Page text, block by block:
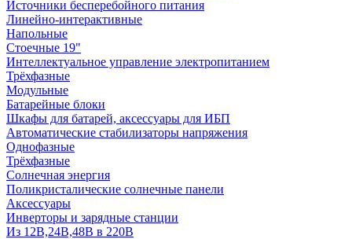
Источники бесперебойного питания
Линейно-интерактивные
Напольные
Стоечные 19"
Интеллектуальное управление электропитанием
Трёхфазные
Модульные
Батарейные блоки
Шкафы для батарей, аксессуары для ИБП
Автоматические стабилизаторы напряжения
Однофазные
Трёхфазные
Солнечная энергия
Поликристалические солнечные панели
Аксессуары
Инверторы и зарядные станции
Из 12В,24В,48В в 220В